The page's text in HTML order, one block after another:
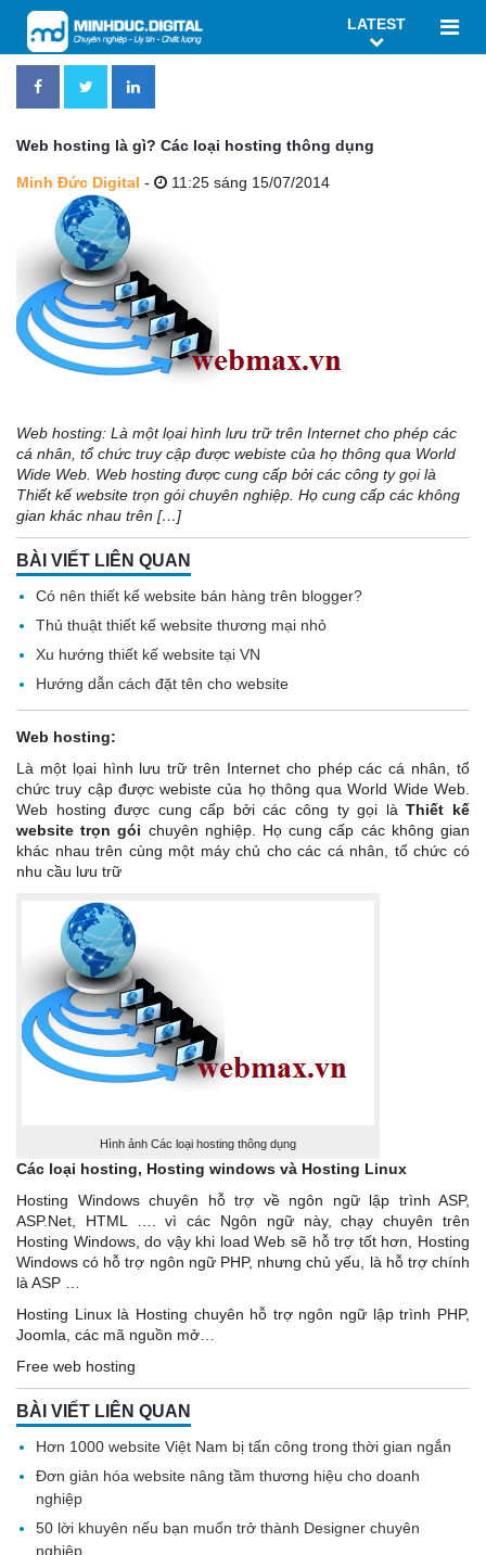
LATEST
Web hosting là gì? Các loại hosting thông dụng
Minh Đức Digital - 11:25 sáng 15/07/2014
Web hosting: Là một lọai hình lưu trữ trên Internet cho phép các
cá nhân, tổ chức truy cập được webiste của họ thông qua World
Wide Web. Web hosting được cung cấp bởi các công ty gọi là
Thiết kế website trọn gói chuyên nghiệp. Họ cung cấp các không
gian khác nhau trên […]
BÀI VIẾT LIÊN QUAN
Có nên thiết kế website bán hàng trên blogger?
Thủ thuật thiết kế website thương mại nhỏ
Xu hướng thiết kế website tại VN
Hướng dẫn cách đặt tên cho website
Web hosting:
Là một lọai hình lưu trữ trên Internetcho phép các cá nhân, tổ
chức truy cập được webiste của họ thông qua World Wide Web.
Web hosting được cung cấp bởi các công ty gọi làThiết kế
website trọn gói chuyên nghiệp. Họ cung cấp các không gian
khác nhau trên cùng một máy chủ cho các cá nhân, tổ chức có
nhu cầu lưu trữ
Hình ảnh Các loại hosting thông dụng
Các loại hosting, Hosting windows và Hosting Linux
Hosting Windows chuyên hỗ trợ về ngôn ngữ lập trình ASP,
ASP.Net, HTML …. vì các Ngôn ngữ này, chạy chuyên trên
Hosting Windows, do vậy khi load Web sẽ hỗ trợ tốt hơn, Hosting
Windows có hỗ trợ ngôn ngữ PHP, nhưng chủ yếu, là hỗ trợ chính
là ASP …
Hosting Linux là Hosting chuyên hỗ trợ ngôn ngữ lập trình PHP,
Joomla, các mã nguồn mở…
Free web hosting
BÀI VIẾT LIÊN QUAN
Hơn 1000 website Việt Nam bị tấn công trong thời gian ngắn
Đơn giản hóa website nâng tầm thương hiệu cho doanh
nghiệp
50 lời khuyên nếu bạn muốn trở thành Designer chuyên
nghiệp